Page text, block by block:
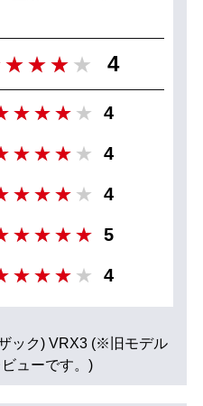
4
4
4
4
5
4
ック) VRX3 (※旧モデル
ューです。)